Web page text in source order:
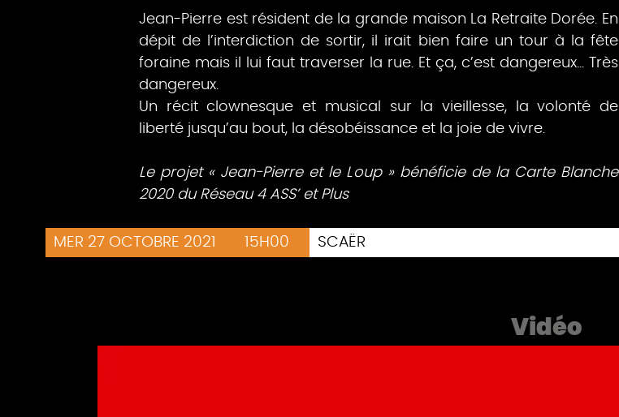
Jean-Pierre est résident de la grande maison La Retraite Dorée. En
dépit de l’interdiction de sortir, il irait bien faire un tour à la fête
foraine mais il lui faut traverser la rue. Et ça, c’est dangereux... Très
dangereux.
Un récit clownesque et musical sur la vieillesse, la volonté de
liberté jusqu’au bout, la désobéissance et la joie de vivre.
Le projet « Jean-Pierre et le Loup » bénéficie de la Carte Blanche
2020 du Réseau 4 ASS’ et Plus
MER 27 OCTOBRE 2021 15H00 SCAËR
Vidéo